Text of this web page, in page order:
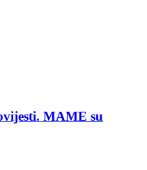
MAME su